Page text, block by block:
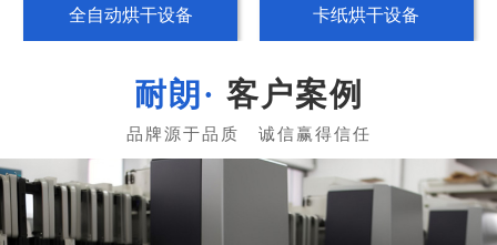
热泵分体烘干机 分体式热泵烘干机
客户案例